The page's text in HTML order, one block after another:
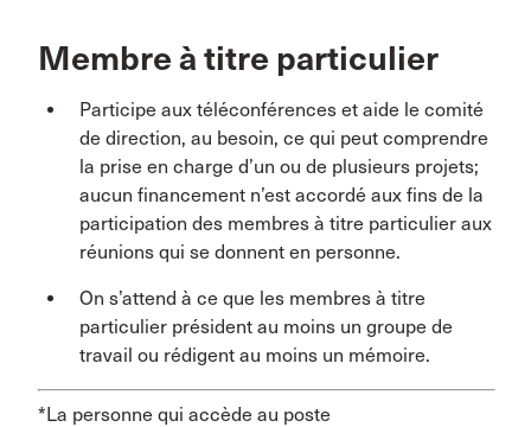
Membre à titre particulier
Participe aux téléconférences et aide le comité
de direction, au besoin, ce qui peut comprendre
la prise en charge d’un ou de plusieurs projets;
aucun financement n’est accordé aux fins de la
participation des membres à titre particulier aux
réunions qui se donnent en personne.
On s’attend à ce que les membres à titre
particulier président au moins un groupe de
travail ou rédigent au moins un mémoire.
*La personne qui accède au poste